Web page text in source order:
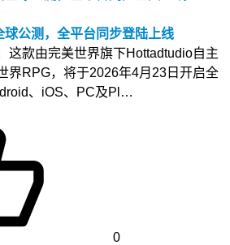
公测，全平台同步登陆上线
这款由完美世界旗下Hottadtudio自主
界RPG，将于2026年4月23日开启全
、iOS、PC及Pl…
0